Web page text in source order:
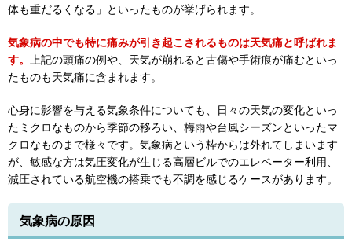
体も重だるくなる」といったものが挙げられます。
気象病の中でも特に痛みが引き起こされるものは天気痛と呼ばれま
す。
上記の頭痛の例や、天気が崩れると古傷や手術痕が痛むといっ
たものも天気痛に含まれます。
心身に影響を与える気象条件についても、日々の天気の変化といっ
たミクロなものから季節の移ろい、梅雨や台風シーズンといったマ
クロなものまで様々です。気象病という枠からは外れてしまいます
が、敏感な方は気圧変化が生じる高層ビルでのエレベーター利用、
減圧されている航空機の搭乗でも不調を感じるケースがあります。
気象病の原因